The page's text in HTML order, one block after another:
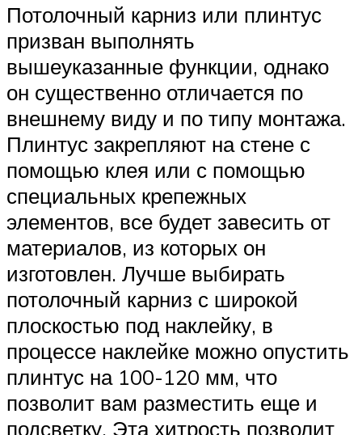
Потолочный карниз или плинтус
призван выполнять
вышеуказанные функции, однако
он существенно отличается по
внешнему виду и по типу монтажа.
Плинтус закрепляют на стене с
помощью клея или с помощью
специальных крепежных
элементов, все будет завесить от
материалов, из которых он
изготовлен. Лучше выбирать
потолочный карниз с широкой
плоскостью под наклейку, в
процессе наклейке можно опустить
плинтус на 100-120 мм, что
позволит вам разместить еще и
подсветку. Эта хитрость позволит